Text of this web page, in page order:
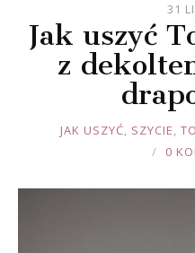
31
Jak uszyć
z
JOULE
JAK USZYĆ, SZYCIE,
0